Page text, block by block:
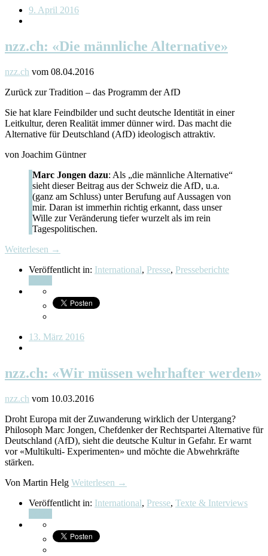
9. April 2016
nzz.ch: «Die männliche Alternative»
nzz.ch vom 08.04.2016
Zurück zur Tradition – das Programm der AfD
Sie hat klare Feindbilder und sucht deutsche Identität in einer
Leitkultur, deren Realität immer dünner wird. Das macht die
Alternative für Deutschland (AfD) ideologisch attraktiv.
von Joachim Güntner
Marc Jongen dazu: Als „die männliche Alternative“
sieht dieser Beitrag aus der Schweiz die AfD, u.a.
(ganz am Schluss) unter Berufung auf Aussagen von
mir. Daran ist immerhin richtig erkannt, dass unser
Wille zur Veränderung tiefer wurzelt als im rein
Tagespolitischen.
Weiterlesen →
Veröffentlicht in: International, Presse, Presseberichte
13. März 2016
nzz.ch: «Wir müssen wehrhafter werden»
nzz.ch vom 10.03.2016
Droht Europa mit der Zuwanderung wirklich der Untergang?
Philosoph Marc Jongen, Chefdenker der Rechtspartei Alternative für
Deutschland (AfD), sieht die deutsche Kultur in Gefahr. Er warnt
vor «Multikulti- Experimenten» und möchte die Abwehrkräfte
stärken.
Von Martin Helg Weiterlesen →
Veröffentlicht in: International, Presse, Texte & Interviews